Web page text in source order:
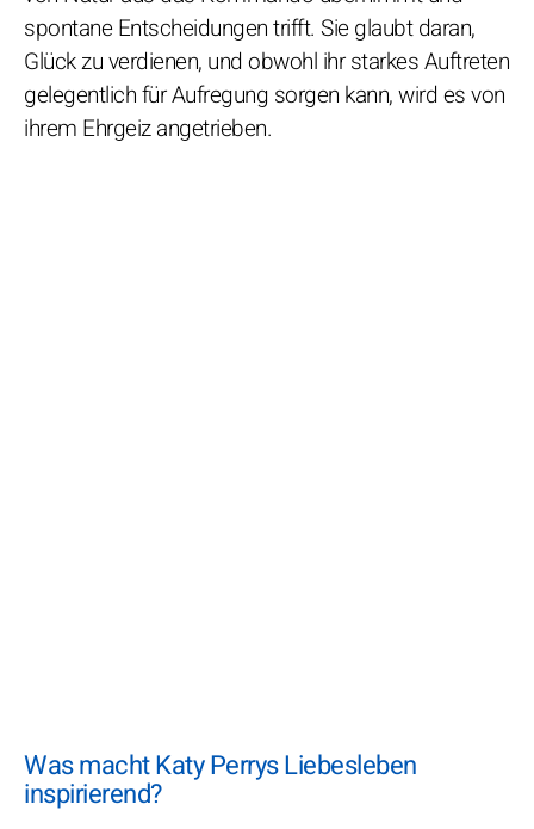
spontane Entscheidungen trifft. Sie glaubt daran,
Glück zu verdienen, und obwohl ihr starkes Auftreten
gelegentlich für Aufregung sorgen kann, wird es von
ihrem Ehrgeiz angetrieben.
Was macht Katy Perrys Liebesleben
inspirierend?